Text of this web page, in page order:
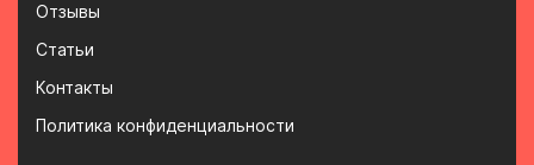
Отзывы
Статьи
Контакты
Политика конфиденциальности